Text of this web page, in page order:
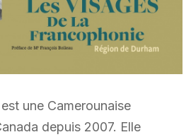
une Camerounaise
depuis 2007. Elle